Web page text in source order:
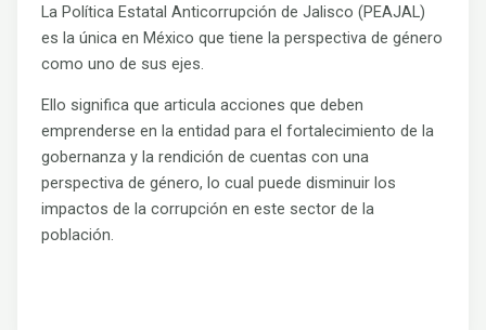
La Política Estatal Anticorrupción de Jalisco (PEAJAL)
es la única en México que tiene la perspectiva de género
como uno de sus ejes.
Ello significa que articula acciones que deben
emprenderse en la entidad para el fortalecimiento de la
gobernanza y la rendición de cuentas con una
perspectiva de género, lo cual puede disminuir los
impactos de la corrupción en este sector de la
población.